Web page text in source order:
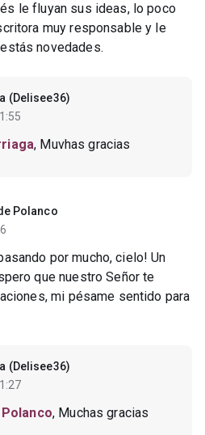
le fluyan sus ideas, lo poco
muy responsable y le
novedades.
(Delisee36)
, Muvhas gracias
Polanco
por mucho, cielo! Un
que nuestro Señor te
mi pésame sentido para
(Delisee36)
, Muchas gracias